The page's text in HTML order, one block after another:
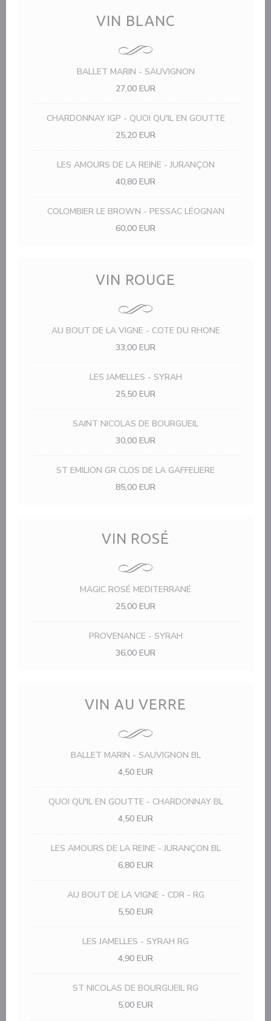
VIN BLANC
BALLET MARIN - SAUVIGNON
27,00 EUR
CHARDONNAY IGP - QUOI QU'IL EN GOUTTE
25,20 EUR
LES AMOURS DE LA REINE - JURANÇON
40,80 EUR
COLOMBIER LE BROWN - PESSAC LÉOGNAN
60,00 EUR
VIN ROUGE
AU BOUT DE LA VIGNE - COTE DU RHONE
33,00 EUR
LES JAMELLES - SYRAH
25,50 EUR
SAINT NICOLAS DE BOURGUEIL
30,00 EUR
ST EMILION GR CLOS DE LA GAFFELIERE
85,00 EUR
VIN ROSÉ
MAGIC ROSÉ MEDITERRANÉ
25,00 EUR
PROVENANCE - SYRAH
36,00 EUR
VIN AU VERRE
BALLET MARIN - SAUVIGNON BL
4,50 EUR
QUOI QU'IL EN GOUTTE - CHARDONNAY BL
4,50 EUR
LES AMOURS DE LA REINE - JURANÇON BL
6,80 EUR
AU BOUT DE LA VIGNE - CDR - RG
5,50 EUR
LES JAMELLES - SYRAH RG
4,90 EUR
ST NICOLAS DE BOURGUEIL RG
5,00 EUR